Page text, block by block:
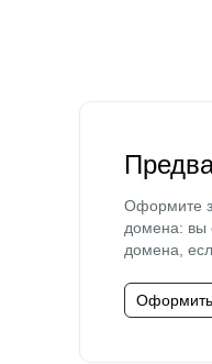
Оформите
домена: вы
домена,
Оформить